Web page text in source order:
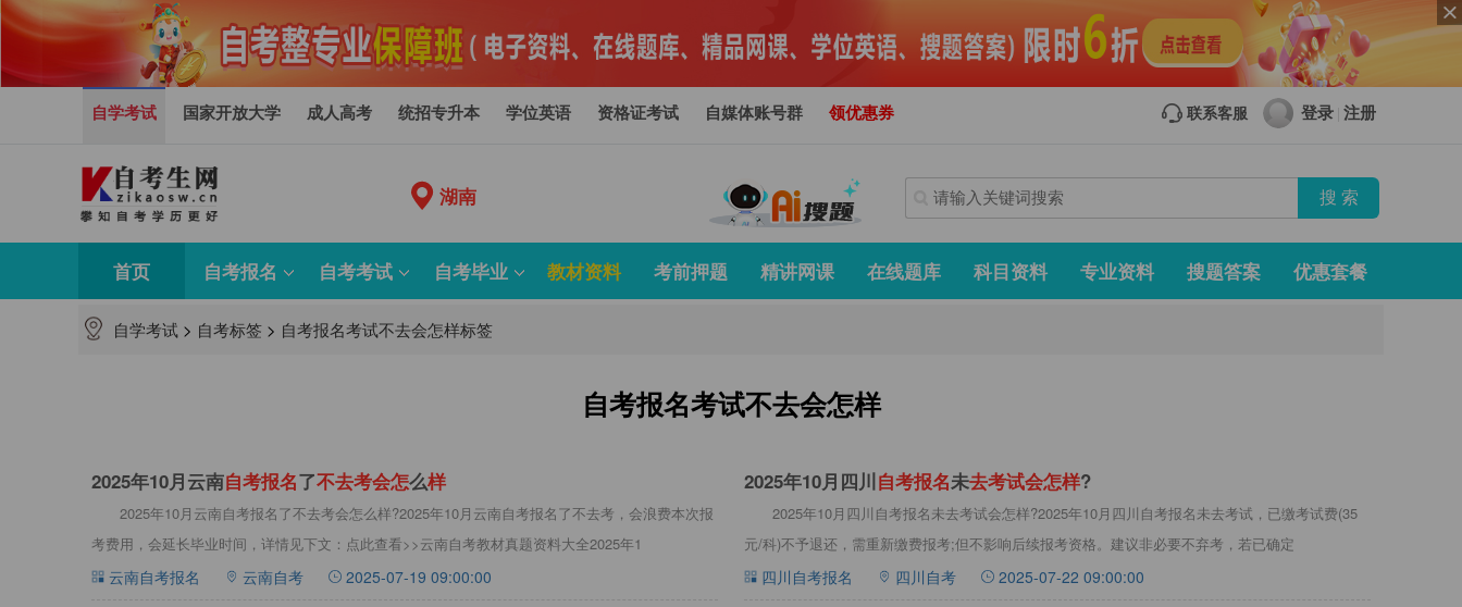
自学考试 国家开放大学 成人高考 统招专升本 学位英语 资格证考试 自媒体账号群 领优惠券 联系客服 登录 注册
湖南
首页 自考报名 自考考试 自考毕业 教材资料 考前押题 精讲网课 在线题库 科目资料 专业资料 搜题答案 优惠套餐
自学考试 > 自考标签 > 自考报名考试不去会怎样标签
自考报名考试不去会怎样
2025年10月云南自考报名了不去考会怎么样
2025年10月云南自考报名了不去考会怎么样?2025年10月云南自考报名了不去考，会浪费本次报
考费用，会延长毕业时间，详情见下文：点此查看>>云南自考教材真题资料大全2025年1
云南自考报名 云南自考 2025-07-19 09:00:00
2025年10月四川自考报名未去考试会怎样?
2025年10月四川自考报名未去考试会怎样?2025年10月四川自考报名未去考试，已缴考试费(35
元/科)不予退还，需重新缴费报考;但不影响后续报考资格。建议非必要不弃考，若已确定
四川自考报名 四川自考 2025-07-22 09:00:00